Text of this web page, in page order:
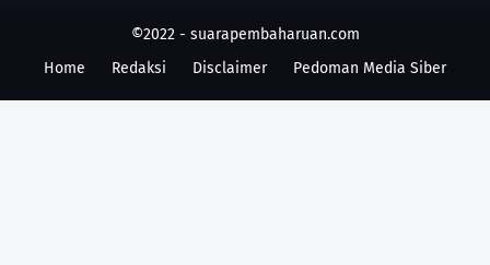
©2022 - suarapembaharuan.com
Home
Redaksi Disclaimer Pedoman Media Siber